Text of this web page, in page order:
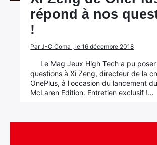
répond à nos
!
Par J-C Coma , le 16 décembre 2018
Le Mag Jeux High Tech a pu
questions à Xi Zeng, directeur de la
OnePlus, à l'occasion du lancement
McLaren Edition. Entretien exclusif !…